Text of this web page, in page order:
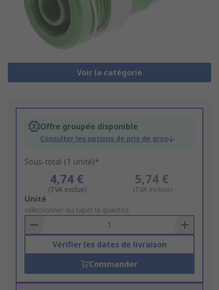
Voir la catégorie
Offre groupée disponible
Consulter les options de prix de gros
Sous-total (1 unité)*
4,74 €
(TVA exclue)
5,74 €
(TVA incluse)
Add
to
Basket
Unité
sélectionner ou taper la quantité
Vérifier les dates de livraison
Commander